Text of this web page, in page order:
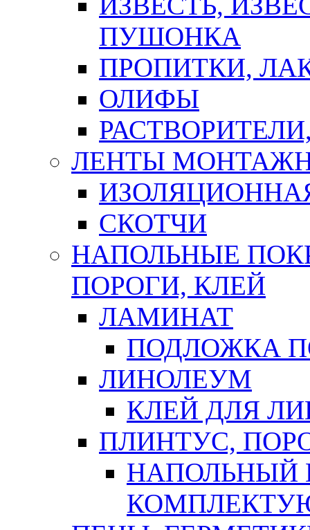
ПУШОНКА
ПРОПИТКИ,
ОЛИФЫ
ЛЕНТЫ
СКОТЧИ
НАПОЛЬНЫЕ
ПОРОГИ, КЛЕЙ
ЛАМИНАТ
ПОДЛОЖКА
ЛИНОЛЕУМ
КЛЕЙ ДЛЯ
ПЛИНТУС,
НАПОЛЬНЫЙ